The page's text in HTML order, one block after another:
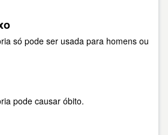
só pode ser usada para homens ou
pode causar óbito.